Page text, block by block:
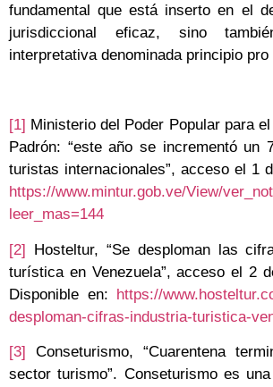
fundamental que está inserto en el
jurisdiccional eficaz, sino
interpretativa denominada principio
[1] Ministerio del Poder Popular para
Padrón: “este año se incrementó un
turistas internacionales”, acceso el 1
https://www.mintur.gob.ve/View/
leer_mas=144
[2] Hosteltur, “Se desploman las
turística en Venezuela”, acceso el 2
Disponible en: https://
desploman-cifras-industria-turistica-
[3]
Conseturismo, “Cuarentena
sector turismo”. Conseturismo es una